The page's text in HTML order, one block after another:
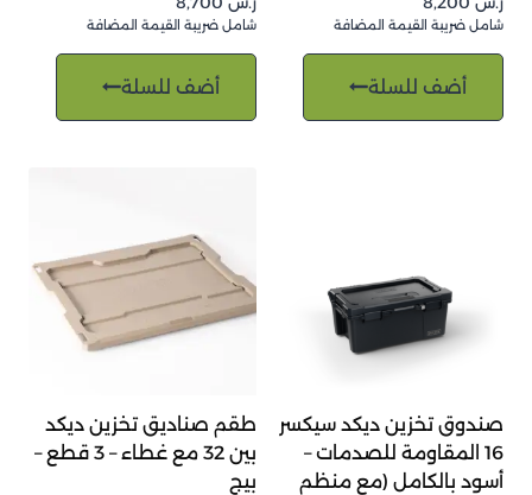
شامل ضريبة القيمة المضافة
أضف للسلة
شامل ضريبة القيمة المضافة
أضف للسلة
صندوق تخزين ديكد سيكسر
16 المقاومة للصدمات –
أسود بالكامل (مع منظم
طقم صناديق تخزين ديكد
بين 32 مع غطاء – 3 قطع –
بيج